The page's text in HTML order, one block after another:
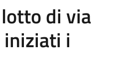
di via
i